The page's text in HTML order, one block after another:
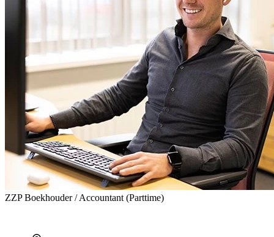
ZZP Boekhouder / Accountant (Parttime)